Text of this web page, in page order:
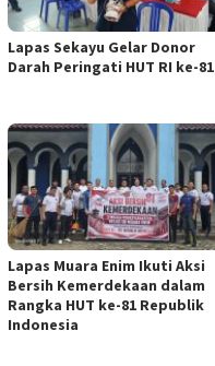
Lapas Sekayu Gelar Donor
Darah Peringati HUT RI ke-81
Lapas Muara Enim Ikuti Aksi
Bersih Kemerdekaan dalam
Rangka HUT ke-81 Republik
Indonesia